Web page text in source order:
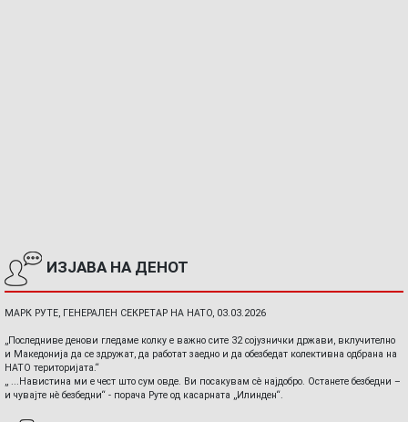
ИЗЈАВА НА ДЕНОТ
МАРК РУТЕ, ГЕНЕРАЛЕН СЕКРЕТАР НА НАТО, 03.03.2026
„Последниве денови гледаме колку е важно сите 32 сојузнички држави, вклучително
и Македонија да се здружат, да работат заедно и да обезбедат колективна одбрана на
НАТО територијата.“
„ ...Навистина ми е чест што сум овде. Ви посакувам сè најдобро. Останете безбедни –
и чувајте нè безбедни“ - порача Руте од касарната „Илинден“.